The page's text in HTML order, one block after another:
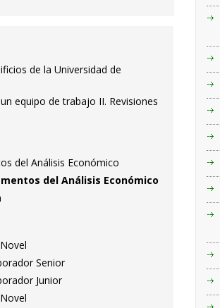
de la Universidad de
equipo de trabajo II. Revisiones
del Análisis Económico
del Análisis Económico
Senior
Junior